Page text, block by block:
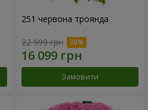
251 червона троянда
22 999 грн
Замовити